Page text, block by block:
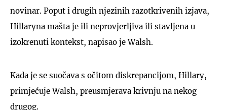
novinar. Poput i drugih njezinih razotkrivenih izjava,
Hillaryna mašta je ili neprovjerljiva ili stavljena u
izokrenuti kontekst, napisao je Walsh.
Kada je se suočava s očitom diskrepancijom, Hillary,
primjećuje Walsh, preusmjerava krivnju na nekog
drugog.